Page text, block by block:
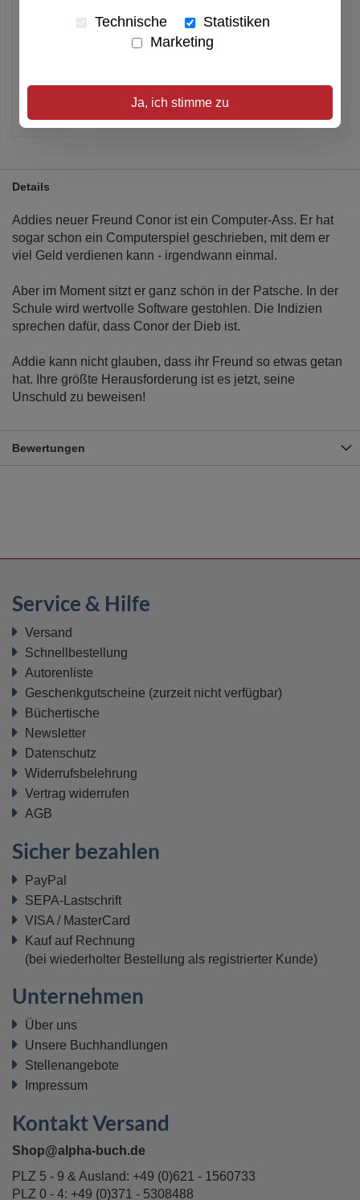
Alle Preise inkl. MwSt.
Details
Addies neuer Freund Conor ist ein Computer-Ass. Er hat
sogar schon ein Computerspiel geschrieben, mit dem er
viel Geld verdienen kann - irgendwann einmal.
Aber im Moment sitzt er ganz schön in der Patsche. In der
Schule wird wertvolle Software gestohlen. Die Indizien
sprechen dafür, dass Conor der Dieb ist.
Addie kann nicht glauben, dass ihr Freund so etwas getan
hat. Ihre größte Herausforderung ist es jetzt, seine
Unschuld zu beweisen!
Bewertungen
Technische
Statistiken
Marketing
Ja, ich stimme zu
Service & Hilfe
Versand
Schnellbestellung
Autorenliste
Geschenkgutscheine (zurzeit nicht verfügbar)
Büchertische
Newsletter
Datenschutz
Widerrufsbelehrung
Vertrag widerrufen
AGB
Sicher bezahlen
PayPal
SEPA-Lastschrift
VISA / MasterCard
Kauf auf Rechnung
(bei wiederholter Bestellung als registrierter Kunde)
Unternehmen
Über uns
Unsere Buchhandlungen
Stellenangebote
Impressum
Kontakt Versand
Shop@alpha-buch.de
PLZ 5 - 9 & Ausland: +49 (0)621 - 1560733
PLZ 0 - 4: +49 (0)371 - 5308488